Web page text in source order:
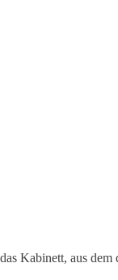
Kabinett, aus